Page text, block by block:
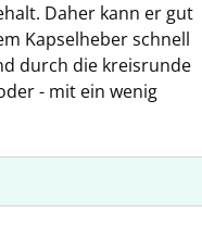
Daher kann er gut
Kapselheber schnell
durch die kreisrunde
- mit ein wenig